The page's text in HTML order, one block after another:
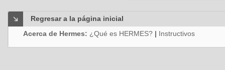
Regresar a la página inicial
Acerca de Hermes: ¿Qué es HERMES? | Instructivos